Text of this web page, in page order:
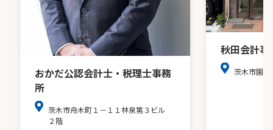
おかだ公認会計士・税理士事務
所
茨木市舟木町１－１１林泉第３ビル
２階
秋田会計事
茨木市園田